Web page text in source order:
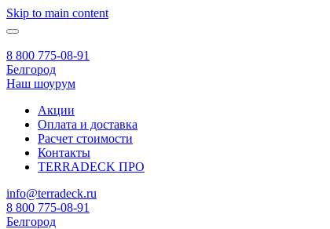
Skip to main content
8 800 775-08-91
Белгород
Наш шоурум
Акции
Оплата и доставка
Расчет стоимости
Контакты
TERRADECK ПРО
info@terradeck.ru
8 800 775-08-91
Белгород